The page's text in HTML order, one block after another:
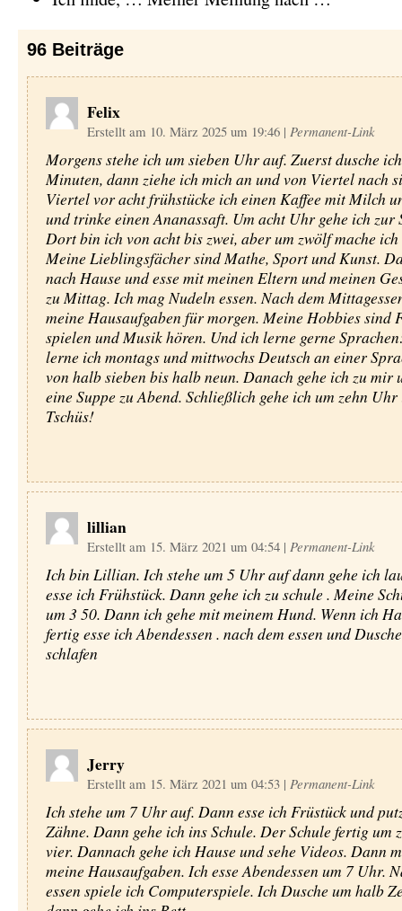
96 Beiträge
Felix
Erstellt am 10. März 2025 um 19:46 | Permanent-Link
Morgens stehe ich um sieben Uhr auf. Zuerst dusche
Minuten, dann ziehe ich mich an und von Viertel nach
Viertel vor acht frühstücke ich einen Kaffee mit Milch
und trinke einen Ananassaft. Um acht Uhr gehe ich zur
Dort bin ich von acht bis zwei, aber um zwölf mache ich
Meine Lieblingsfächer sind Mathe, Sport und Kunst.
nach Hause und esse mit meinen Eltern und meinen
zu Mittag. Ich mag Nudeln essen. Nach dem
meine Hausaufgaben für morgen. Meine Hobbies sind
spielen und Musik hören. Und ich lerne gerne
lerne ich montags und mittwochs Deutsch an einer
von halb sieben bis halb neun. Danach gehe ich zu mir
eine Suppe zu Abend. Schließlich gehe ich um zehn
Tschüs!
lillian
Erstellt am 15. März 2021 um 04:54 | Permanent-Link
Ich bin Lillian. Ich stehe um 5 Uhr auf dann gehe ich
esse ich Frühstück. Dann gehe ich zu schule . Meine
um 3 50. Dann ich gehe mit meinem Hund. Wenn ich
fertig esse ich Abendessen . nach dem essen und
schlafen
Jerry
Erstellt am 15. März 2021 um 04:53 | Permanent-Link
Ich stehe um 7 Uhr auf. Dann esse ich Früstück und
Zähne. Dann gehe ich ins Schule. Der Schule fertig um
vier. Dannach gehe ich Hause und sehe Videos. Dann
meine Hausaufgaben. Ich esse Abendessen um 7 Uhr.
essen spiele ich Computerspiele. Ich Dusche um halb